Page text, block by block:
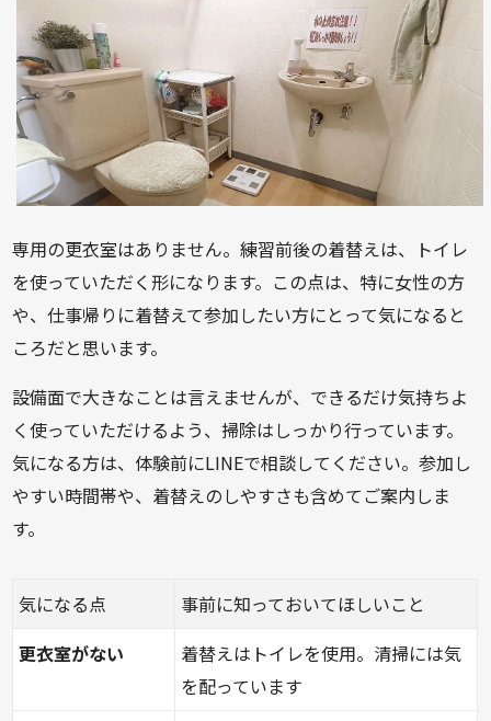
専用の更衣室はありません。練習前後の着替えは、トイレ
を使っていただく形になります。この点は、特に女性の方
や、仕事帰りに着替えて参加したい方にとって気になると
ころだと思います。
設備面で大きなことは言えませんが、できるだけ気持ちよ
く使っていただけるよう、掃除はしっかり行っています。
気になる方は、体験前にLINEで相談してください。参加し
やすい時間帯や、着替えのしやすさも含めてご案内しま
す。
気になる点
事前に知っておいてほしいこと
更衣室がない
着替えはトイレを使用。清掃には気
を配っています